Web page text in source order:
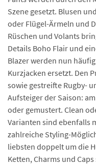
Szene gesetzt. Blusen
oder Flügel-Ärmeln und
Rüschen und Volants
Details Boho Flair und
Blazer werden nun
Kurzjacken ersetzt. Den
sowie gestreifte Rugby-
Aufsteiger der Saison:
oder gemustert. Clean
Varianten sind ebenfalls
zahlreiche Styling-
liebsten doppelt um die
Ketten, Charms und